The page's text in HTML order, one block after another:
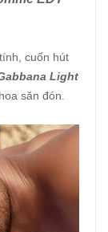
cuốn hút
Light
săn đón.